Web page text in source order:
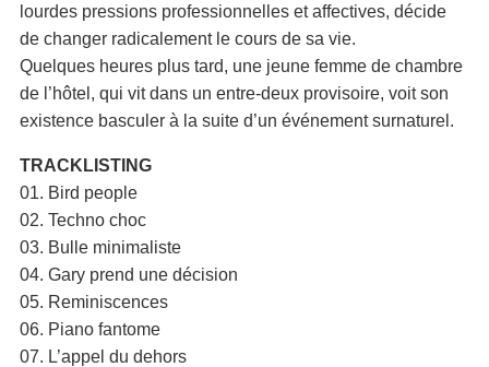
lourdes pressions professionnelles et affectives, décide
de changer radicalement le cours de sa vie.
Quelques heures plus tard, une jeune femme de chambre
de l’hôtel, qui vit dans un entre-deux provisoire, voit son
existence basculer à la suite d’un événement surnaturel.
TRACKLISTING
01. Bird people
02. Techno choc
03. Bulle minimaliste
04. Gary prend une décision
05. Reminiscences
06. Piano fantome
07. L’appel du dehors